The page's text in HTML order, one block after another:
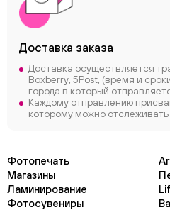
Доставка заказа
Доставка осуществляется
Boxberry, 5Post, (время и
города в который
Каждому отправлению
которому можно отслеживать
Фотопечать
Магазины
Ламинирование
Фотосувениры